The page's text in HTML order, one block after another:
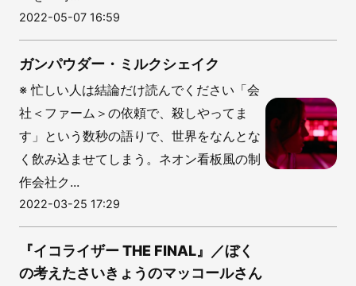
2022-05-07 16:59
ガンパウダー・ミルクシェイク
※ 忙しい人は結論だけ読んでください「会
社＜ファーム＞の依頼で、殺しやってま
す」という数秒の語りで、世界をなんとな
く飲み込ませてしまう。ネオン看板風の制
作会社ク...
2022-03-25 17:29
『イコライザー THE FINAL』／ぼく
の考えたさいきょうのマッコールさん